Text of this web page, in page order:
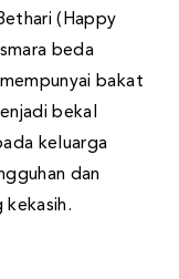
(Happy
beda
bakat
bekal
keluarga
dan
kekasih.